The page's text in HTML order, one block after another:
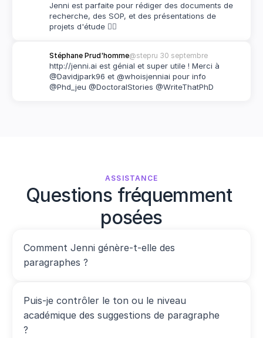
Jenni est parfaite pour rédiger des documents de
recherche, des SOP, et des présentations de
projets d'étude 👌🏽
Stéphane Prud'homme@stepru 30 septembre
http://jenni.ai est génial et super utile ! Merci à
@Davidjpark96 et @whoisjenniai pour info
@Phd_jeu @DoctoralStories @WriteThatPhD
ASSISTANCE
Questions fréquemment
posées
Comment Jenni génère-t-elle des
paragraphes ?
Puis-je contrôler le ton ou le niveau
académique des suggestions de paragraphe
?